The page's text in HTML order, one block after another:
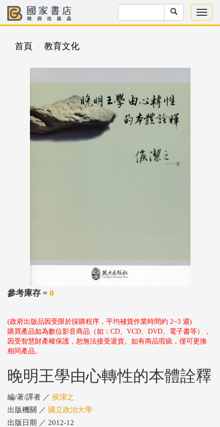
首頁 教育文化
參考庫存 = 0
(政府出版品因受限於採購程序，平均補貨作業時間約 2~3 週)
購買產品如為數位影音商品（如：CD、VCD、DVD、電子書等），
因受智慧財產權保護，恕無法接受退貨。如有商品瑕疵，僅可更換
相同產品。
晚明王學由心轉性的本體詮釋
編/著/譯者 ／ 侯潔之
出版機關 ／ 國立政治大學
出版日期 ／ 2012-12